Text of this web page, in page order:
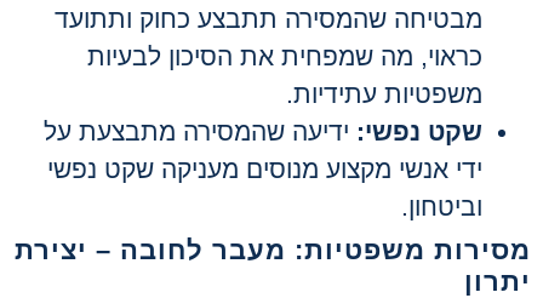
מבטיחה שהמסירה תתבצע כחוק ותתועד
כראוי, מה שמפחית את הסיכון לבעיות
משפטיות עתידיות.
שקט נפשי:ידיעה שהמסירה מתבצעת על
ידי אנשי מקצוע מנוסים מעניקה שקט נפשי
וביטחון.
מסירות משפטיות: מעבר לחובה – יצירת
יתרון